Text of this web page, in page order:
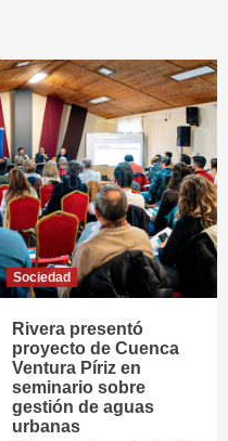
Sociedad
Rivera presentó
proyecto de Cuenca
Ventura Píriz en
seminario sobre
gestión de aguas
urbanas